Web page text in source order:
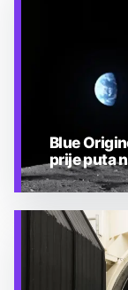
Blue
prije puta